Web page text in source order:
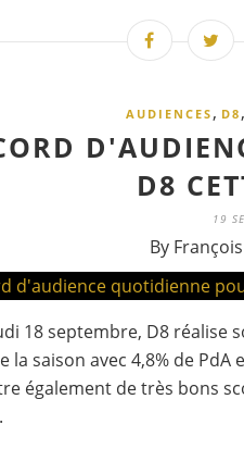
AUDIENCES, D8,
D8
19
By
18 septembre, D8 réalise
la saison avec 4,8% de
également de très bons